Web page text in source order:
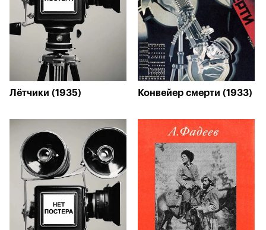
Лётчики (1935) Конвейер смерти (1933)